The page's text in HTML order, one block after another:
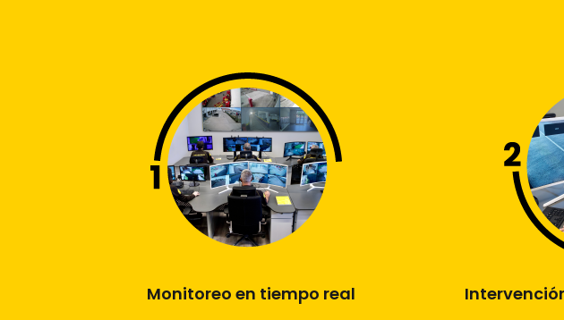
Monitoreo en tiempo real